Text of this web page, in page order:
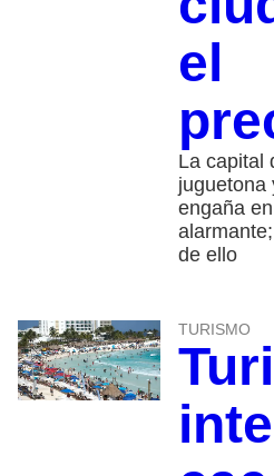
el
La capital
juguetona
engaña
de ello
TURISMO